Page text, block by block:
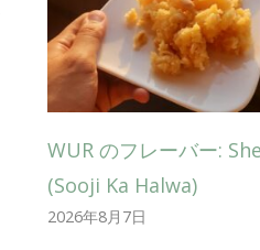
WUR のフレーバー:
(Sooji Ka Halwa)
2026年8月7日